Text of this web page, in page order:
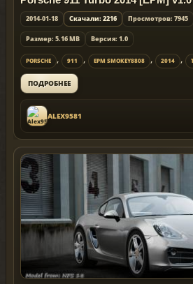
2014-01-18 Скачали: 2216 Просмотров: 7945
Размер: 5.16 MB Версия: 1.0
PORSCHE , 911 , EPM SMOKEY8808 , 2014 ,
ПОДРОБНЕЕ
ALEX9581